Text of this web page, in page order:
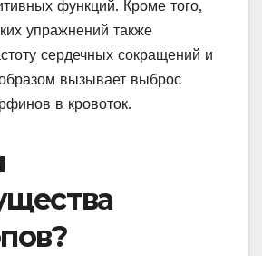
функций. Кроме того,
упражнений также
сердечных сокращений и
вызывает выброс
в кровоток.